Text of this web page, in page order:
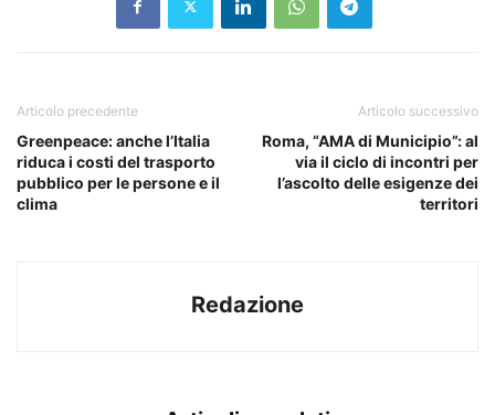
Articolo precedente
Greenpeace: anche l’Italia
riduca i costi del trasporto
pubblico per le persone e il
clima
Articolo successivo
Roma, “AMA di Municipio”: al
via il ciclo di incontri per
l’ascolto delle esigenze dei
territori
Redazione